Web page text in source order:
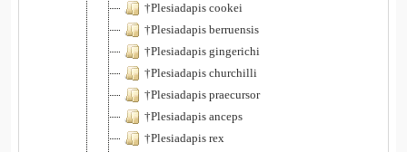
†Plesiadapis cookei
†Plesiadapis berruensis
†Plesiadapis gingerichi
†Plesiadapis churchilli
†Plesiadapis praecursor
†Plesiadapis anceps
†Plesiadapis rex